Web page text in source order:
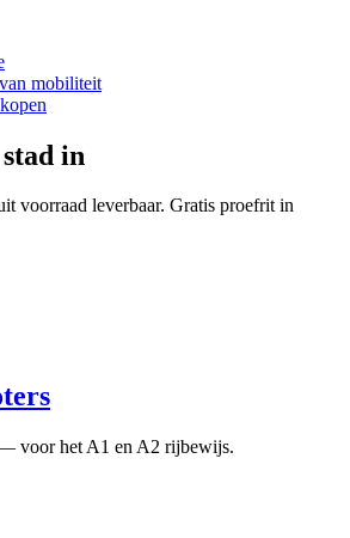
mobiliteit
in
voorraad leverbaar. Gratis proefrit in
voor het A1 en A2 rijbewijs.